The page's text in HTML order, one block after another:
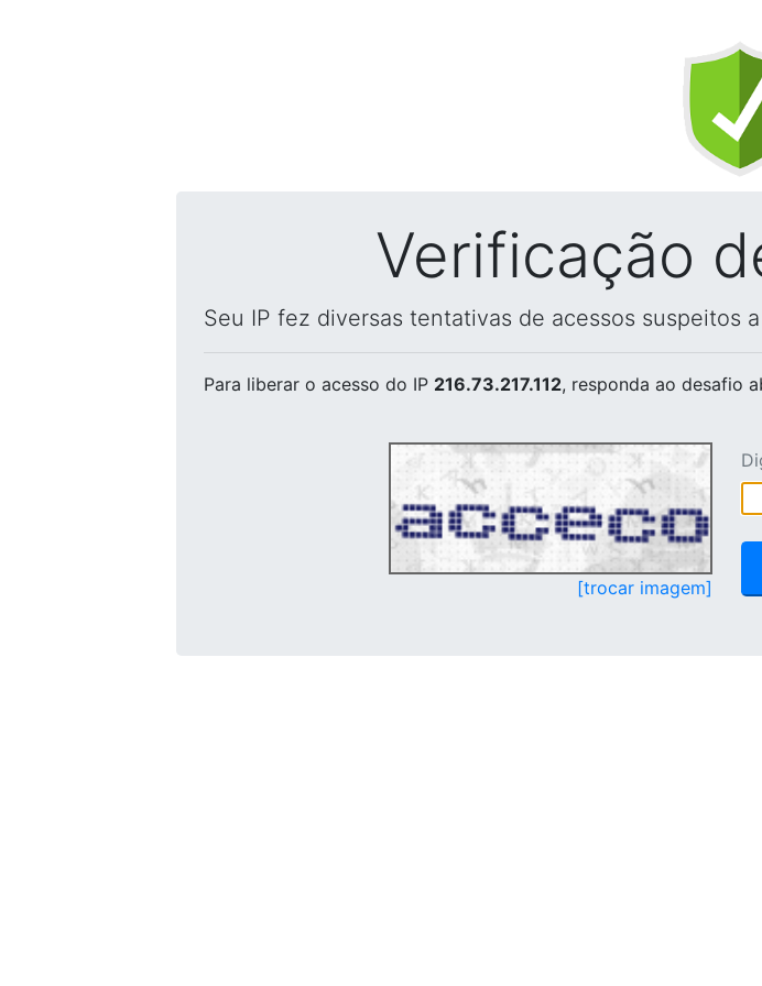
Verificação
Seu IP fez diversas tentativas de acessos suspeitos
Para liberar o acesso do IP 216.73.217.112, responda ao desafio
[trocar imagem]